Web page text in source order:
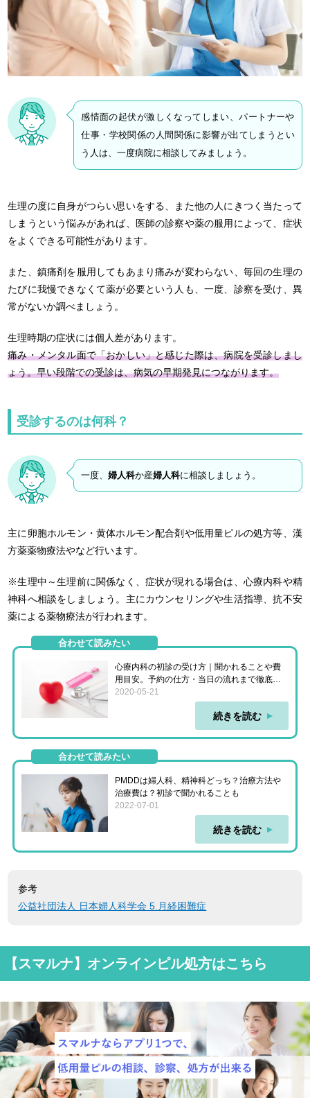
感情面の起伏が激しくなってしまい、パートナーや
仕事・学校関係の人間関係に影響が出てしまうとい
う人は、一度病院に相談してみましょう。
生理の度に自身がつらい思いをする、また他の人にきつく当たって
しまうという悩みがあれば、医師の診察や薬の服用によって、症状
をよくできる可能性があります。
また、鎮痛剤を服用してもあまり痛みが変わらない、毎回の生理の
たびに我慢できなくて薬が必要という人も、一度、診察を受け、異
常がないか調べましょう。
生理時期の症状には個人差があります。
痛み・メンタル面で「おかしい」と感じた際は、病院を受診しまし
ょう。早い段階での受診は、病気の早期発見につながります。
受診するのは何科？
一度、婦人科か産婦人科に相談しましょう。
主に卵胞ホルモン・黄体ホルモン配合剤や低用量ピルの処方等、漢
方薬薬物療法やなど行います。
※生理中～生理前に関係なく、症状が現れる場合は、心療内科や精
神科へ相談をしましょう。主にカウンセリングや生活指導、抗不安
薬による薬物療法が行われます。
合わせて読みたい
心療内科の初診の受け方｜聞かれることや費
用目安。予約の仕方・当日の流れまで徹底解
説
2020-05-21
続きを読む
合わせて読みたい
PMDDは婦人科、精神科どっち？治療方法や
治療費は？初診で聞かれることも
2022-07-01
続きを読む
参考
公益社団法人 日本婦人科学会 5.月経困難症
【スマルナ】オンラインピル処方はこちら